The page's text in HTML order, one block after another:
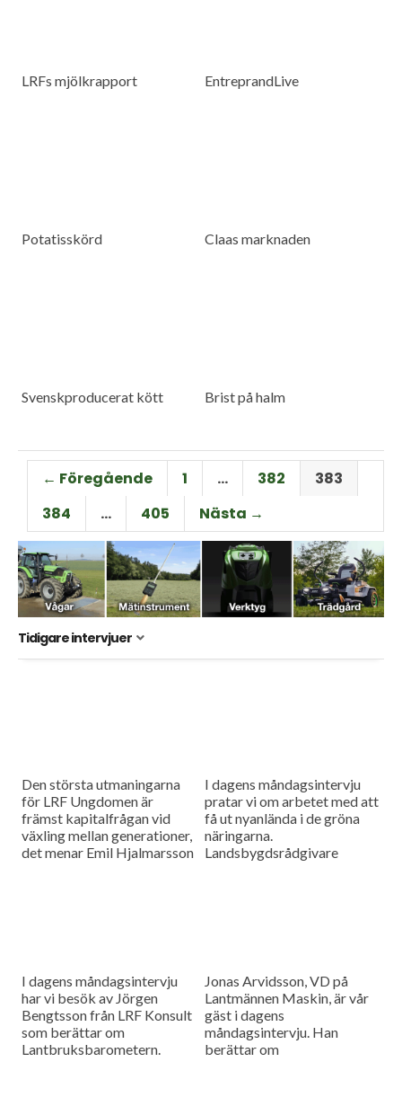
LRFs mjölkrapport EntreprandLive
Potatisskörd Claas marknaden
Svenskproducerat kött Brist på halm
← Föregående 1 … 382
383
384
… 405 Nästa →
Tidigare intervjuer
Den största utmaningarna
för LRF Ungdomen är
främst kapitalfrågan vid
växling mellan generationer,
det menar Emil Hjalmarsson
I dagens måndagsintervju
pratar vi om arbetet med att
få ut nyanlända i de gröna
näringarna.
Landsbygdsrådgivare
I dagens måndagsintervju
har vi besök av Jörgen
Bengtsson från LRF Konsult
som berättar om
Lantbruksbarometern.
Jonas Arvidsson, VD på
Lantmännen Maskin, är vår
gäst i dagens
måndagsintervju. Han
berättar om